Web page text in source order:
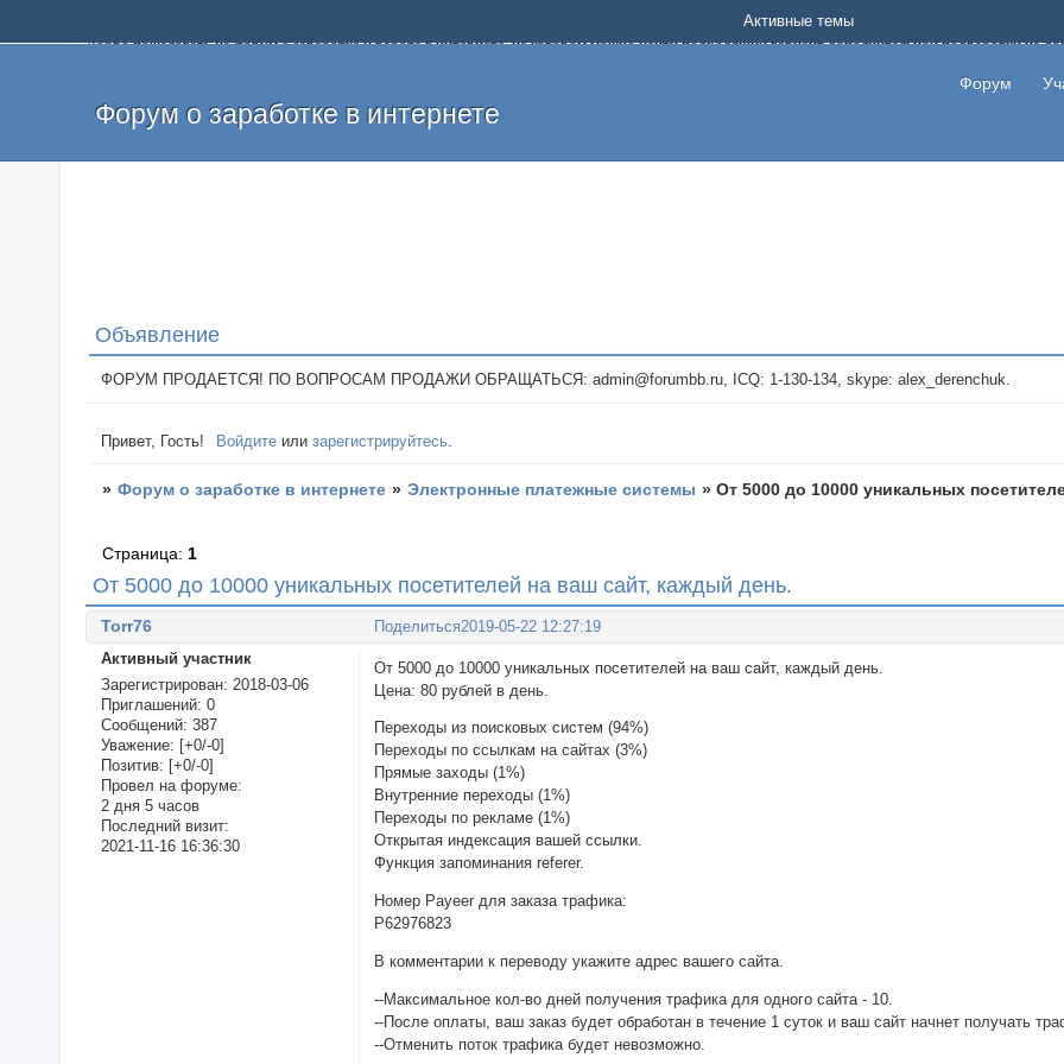
Добро пожаловать на форум о заработке и работе в интернете, на котором можно найти подходящий вариант дополнительной подработки на
и оставлять свои отзывы. Если вы знаете, что определенный проект или сайт не платит, то указывайте в теме что это лохотрон, чтобы другие
легкие деньги без вложений и регистрации уже сегодня. Создавайте новые темы, размещайте объявления со своими пригласительными ссылками
Форум о заработке в интернете
Форум
Активные темы
Объявление
ФОРУМ ПРОДАЕТСЯ! ПО ВОПРОСАМ ПРОДАЖИ ОБРАЩАТЬСЯ: admin@forumbb.ru, ICQ: 1-130-134, skype: alex_derenchuk.
Привет, Гость! Войдите илизарегистрируйтесь.
» Форум о заработке в интернете » Электронные платежные системы »От 5000 до 10000 уникальных
От 5000 до 10000 уникальных посетителей на ваш сайт, каждый день.
Страница: 1
Поделиться2019-05-22 12:27:19
Torr76
Активный участник
Зарегистрирован: 2018-03-06
Приглашений: 0
Сообщений: 387
Уважение: [+0/-0]
Позитив: [+0/-0]
Провел на форуме:
2 дня 5 часов
Последний визит:
2021-11-16 16:36:30
От 5000 до 10000 уникальных посетителей на ваш сайт, каждый день.
Цена: 80 рублей в день.
Пepexoды из поисковых систем (94%)
Пepexoды по ссылкам на сайтах (3%)
Прямые зaxoды (1%)
Внутренние переходы (1%)
Переходы по рекламе (1%)
Открытая индексация вашей ссылки.
Функция запоминания referer.
Номер Payeer для заказа трафика:
P62976823
В комментарии к переводу укажите адрес вашего сайта.
--Максимальное кол-во дней получения трафика для одного сайта - 10.
--После оплаты, ваш заказ будет обработан в течение 1 суток и ваш сайт начнет получать
--Отменить поток трафика будет невозможно.